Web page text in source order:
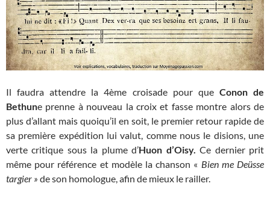
Il faudra attendre la 4ème croisade pour que Conon de
Bethune prenne à nouveau la croix et fasse montre alors de
plus d’allant mais quoiqu’il en soit, le premier retour rapide de
sa première expédition lui valut, comme nous le disions, une
verte critique sous la plume d’Huon d’Oisy. Ce dernier prit
même pour référence et modèle la chanson « Bien me Deüsse
targier » de son homologue, afin de mieux le railler.